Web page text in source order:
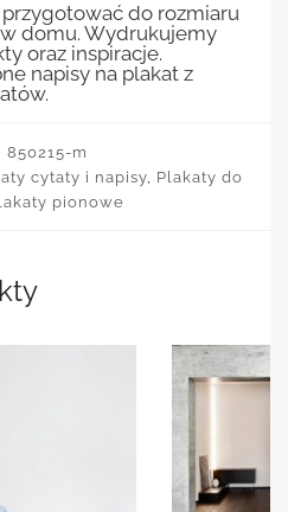
do rozmiaru
domu. Wydrukujemy
oraz inspiracje.
napisy na plakat z
850215-m
cytaty i napisy Plakaty do
pionowe